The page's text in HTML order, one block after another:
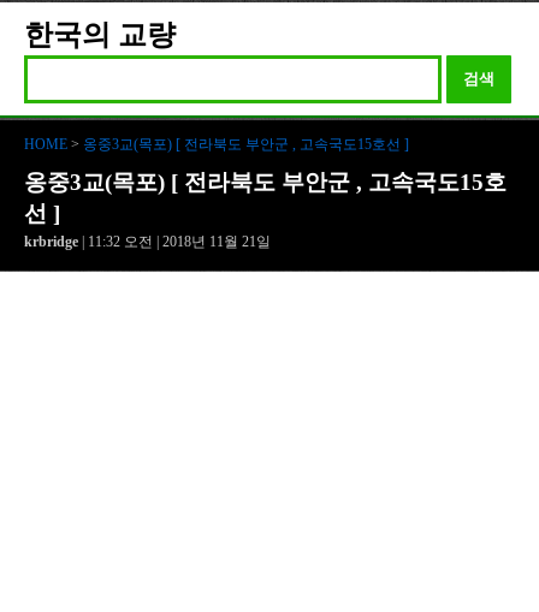
한국의 교량
검색
HOME > 옹중3교(목포) [ 전라북도 부안군 , 고속국도15호선 ]
옹중3교(목포) [ 전라북도 부안군 , 고속국도15호
선 ]
krbridge | 11:32 오전 | 2018년 11월 21일